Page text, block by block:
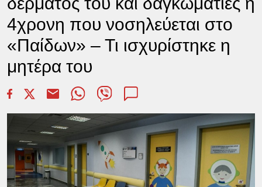
4χρονη που νοσηλεύεται στο
«Παίδων» – Τι ισχυρίστηκε η
μητέρα του